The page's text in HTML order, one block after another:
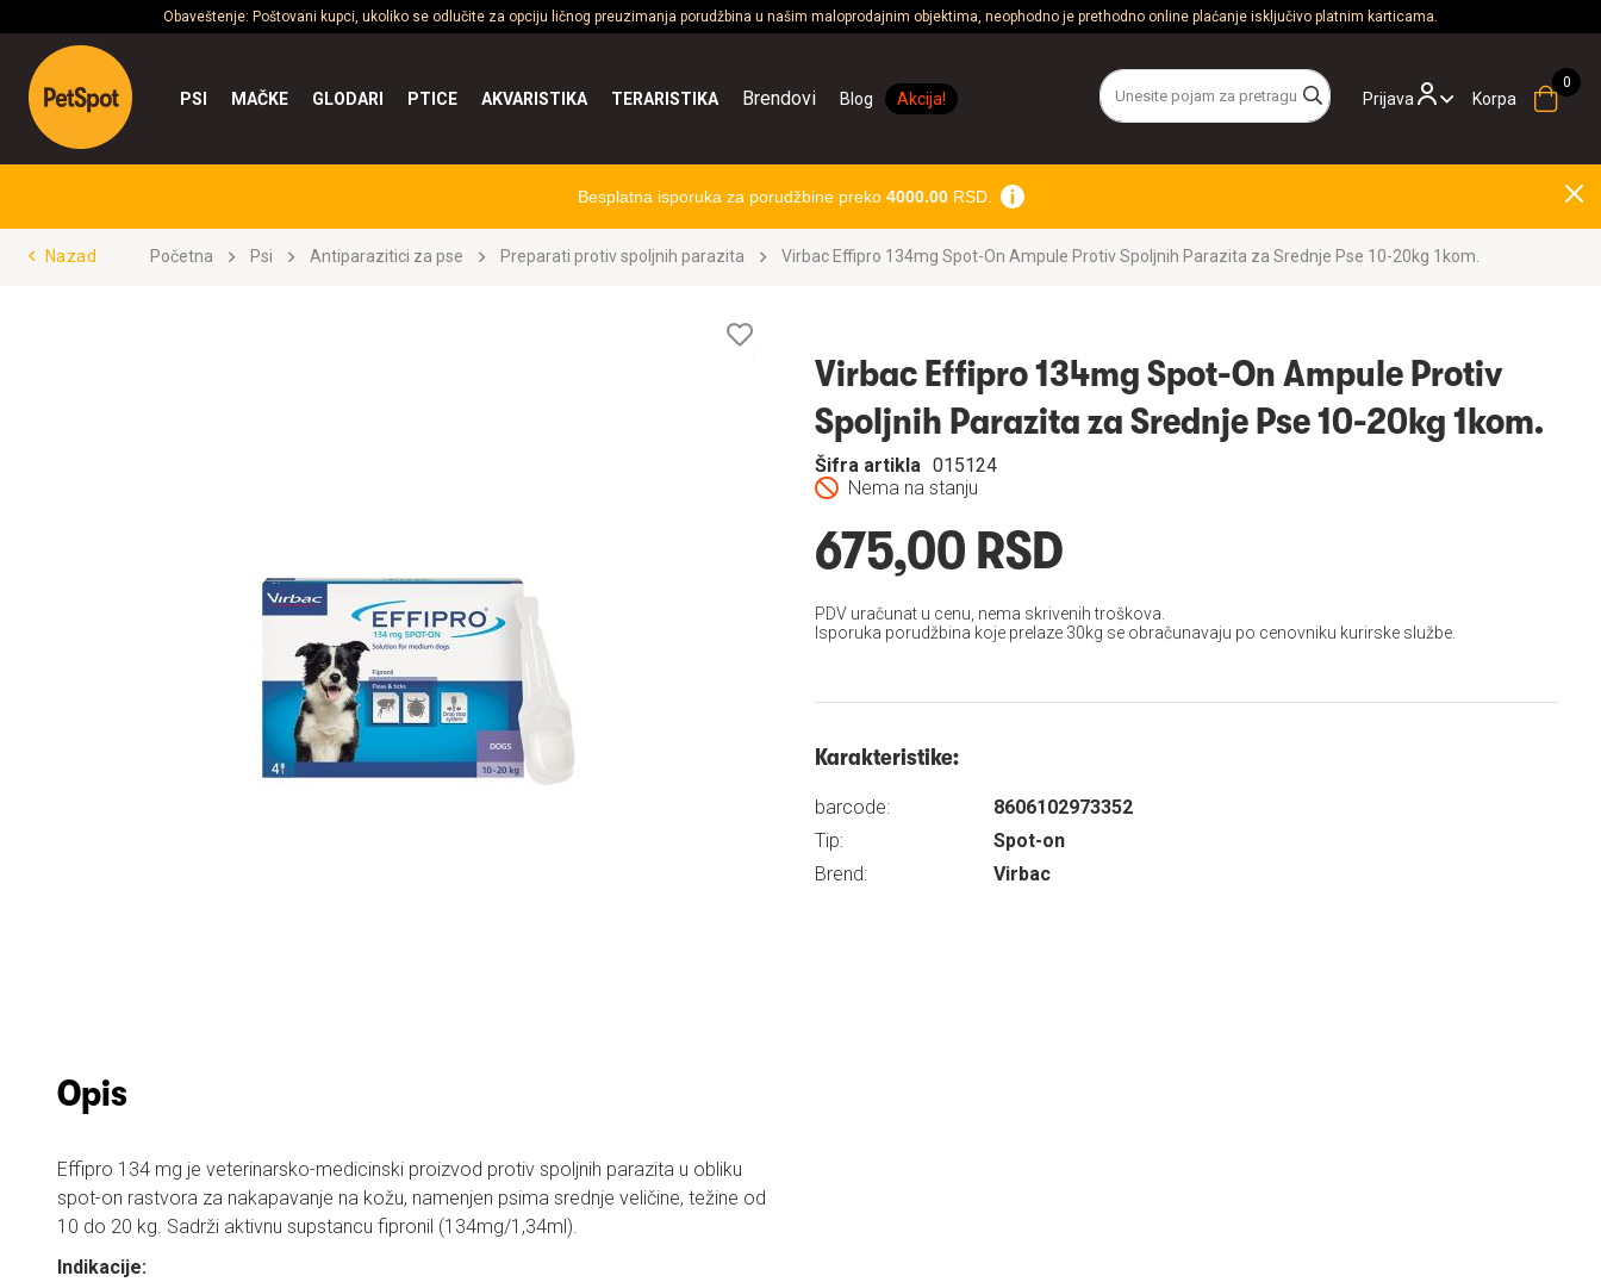
Obaveštenje: Poštovani kupci, ukoliko se odlučite za opciju ličnog preuzimanja porudžbina u našim maloprodajnim objektima, neophodno je prethodno online plaćanje isključivo platnim karticama.
Prijava
PSI MAČKE GLODARI PTICE AKVARISTIKA TERARISTIKA Brendovi Blog Akcija! Korpa
Besplatna isporuka za porudžbine preko 4000.00RSD.
Nazad Početna Psi Antiparazitici za pse Preparati protiv spoljnih parazita Virbac Effipro 134mg Spot-On Ampule Protiv Spoljnih Parazita za Srednje Pse 10-20kg 1kom.
Opis
Effipro 134 mg je veterinarsko-medicinski proizvod protiv spoljnih parazita u obliku
spot-on rastvora za nakapavanje na kožu, namenjen psima srednje veličine, težine od
10 do 20 kg. Sadrži aktivnu supstancu fipronil (134mg/1,34ml).
Indikacije:
želja
Virbac Effipro 134mg Spot-On Ampule Protiv
Spoljnih Parazita za Srednje Pse 10-20kg 1kom.
Nema na stanju
Šifra artikla 015124
675,00 RSD
PDV uračunat u cenu, nema skrivenih troškova.
Isporuka porudžbina koje prelaze 30kg se obračunavaju po cenovniku kurirske službe.
Karakteristike:
barcode:
8606102973352
Tip:
Spot-on
Brend:
Virbac